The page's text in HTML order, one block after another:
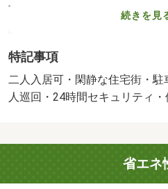
維持費等：町内会費２５０円／
務形態：巡回・他交通手段：
み・バイク置場：なし・駐輪場
ニング 71500円
続きを見
特記事項
二人入居可・閑静な住宅街・
人巡回・24時間セキュリティ
省エネ